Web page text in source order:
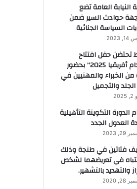
النيابة العامة تضع
حوادث السير ضمن
السياسة الجنائية
2023
تحتضن حفل افتتاح
“ميدام أفريقيا 2025” بحضور
من الخبراء والمهنيين في
والتجميل
الدورة التكوينة التأهيلية
العدول الجدد
2023
فتاتين في طنجة وذلك
في تعريضهما لشخص
والتهديد بالتشهير.
2020